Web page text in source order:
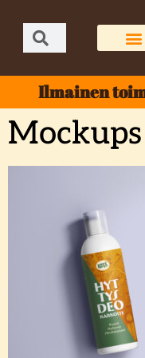
Ilmainen